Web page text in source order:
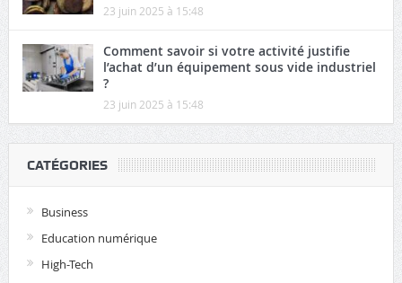
23 juin 2025 à 15:48
Comment savoir si votre activité justifie
l’achat d’un équipement sous vide industriel
?
23 juin 2025 à 15:48
CATÉGORIES
Business
Education numérique
High-Tech